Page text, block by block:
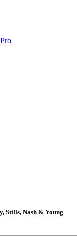
Stills, Nash & Young